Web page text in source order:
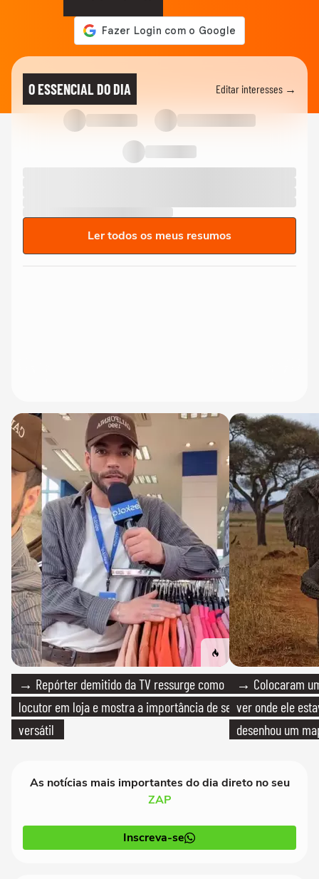
O ESSENCIAL DO DIA Editar interesses →
Ler todos os meus resumos
→ Repórter demitido da TV ressurge como
locutor em loja e mostra a importância de ser
versátil
→ Colocaram
ver onde ele
desenhou um
As notícias mais importantes do dia direto no seu
ZAP
Inscreva-se